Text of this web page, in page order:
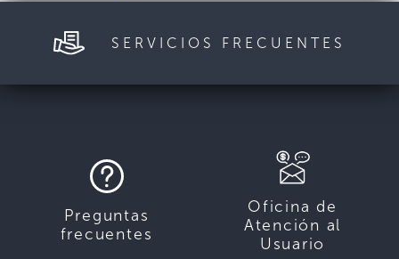
SERVICIOS FRECUENTES
Preguntas
frecuentes
Oficina de
Atención al
Usuario